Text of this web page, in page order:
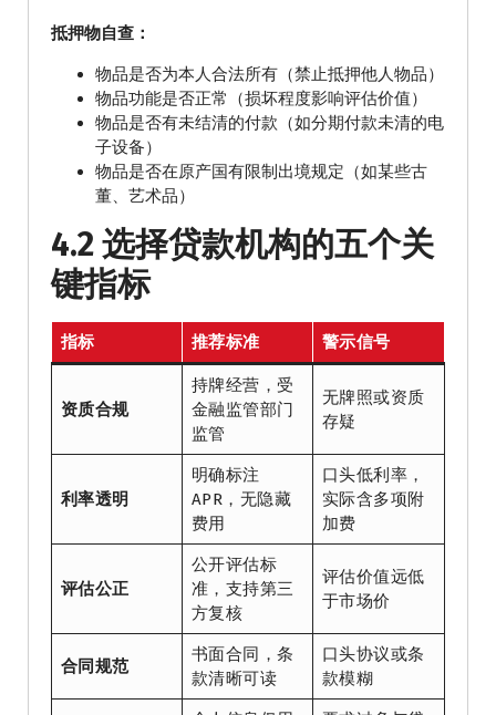
抵押物自查：
物品是否为本人合法所有（禁止抵押他人物品）
物品功能是否正常（损坏程度影响评估价值）
物品是否有未结清的付款（如分期付款未清的电
子设备）
物品是否在原产国有限制出境规定（如某些古
董、艺术品）
4.2 选择贷款机构的五个关
键指标
指标 推荐标准 警示信号
资质合规
持牌经营，受
金融监管部门
监管
无牌照或资质
存疑
利率透明
明确标注
APR，无隐藏
费用
口头低利率，
实际含多项附
加费
评估公正
公开评估标
准，支持第三
方复核
评估价值远低
于市场价
合同规范
书面合同，条
款清晰可读
口头协议或条
款模糊